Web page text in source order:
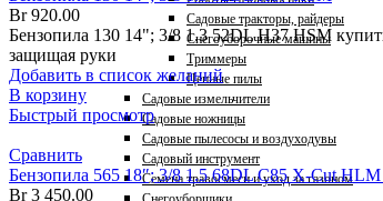
Садовые тракторы, райдеры
Снегоуборочные машины
Триммеры
Цепные пилы
Садовые измельчители
Садовые ножницы
Садовые пылесосы и воздуходувы
Садовый инструмент
Семена травосмеси и уход за газоном
Br920.00
Бензопила 130 14"; 3/8 1.3 52DL H37 HSM
защищая руки
Добавить в список желаний
В корзину
Быстрый просмотр
Сравнить
Бензопила 565 18″; 3/8 1.5 68DL C85 X-Cut
Br3 450.00